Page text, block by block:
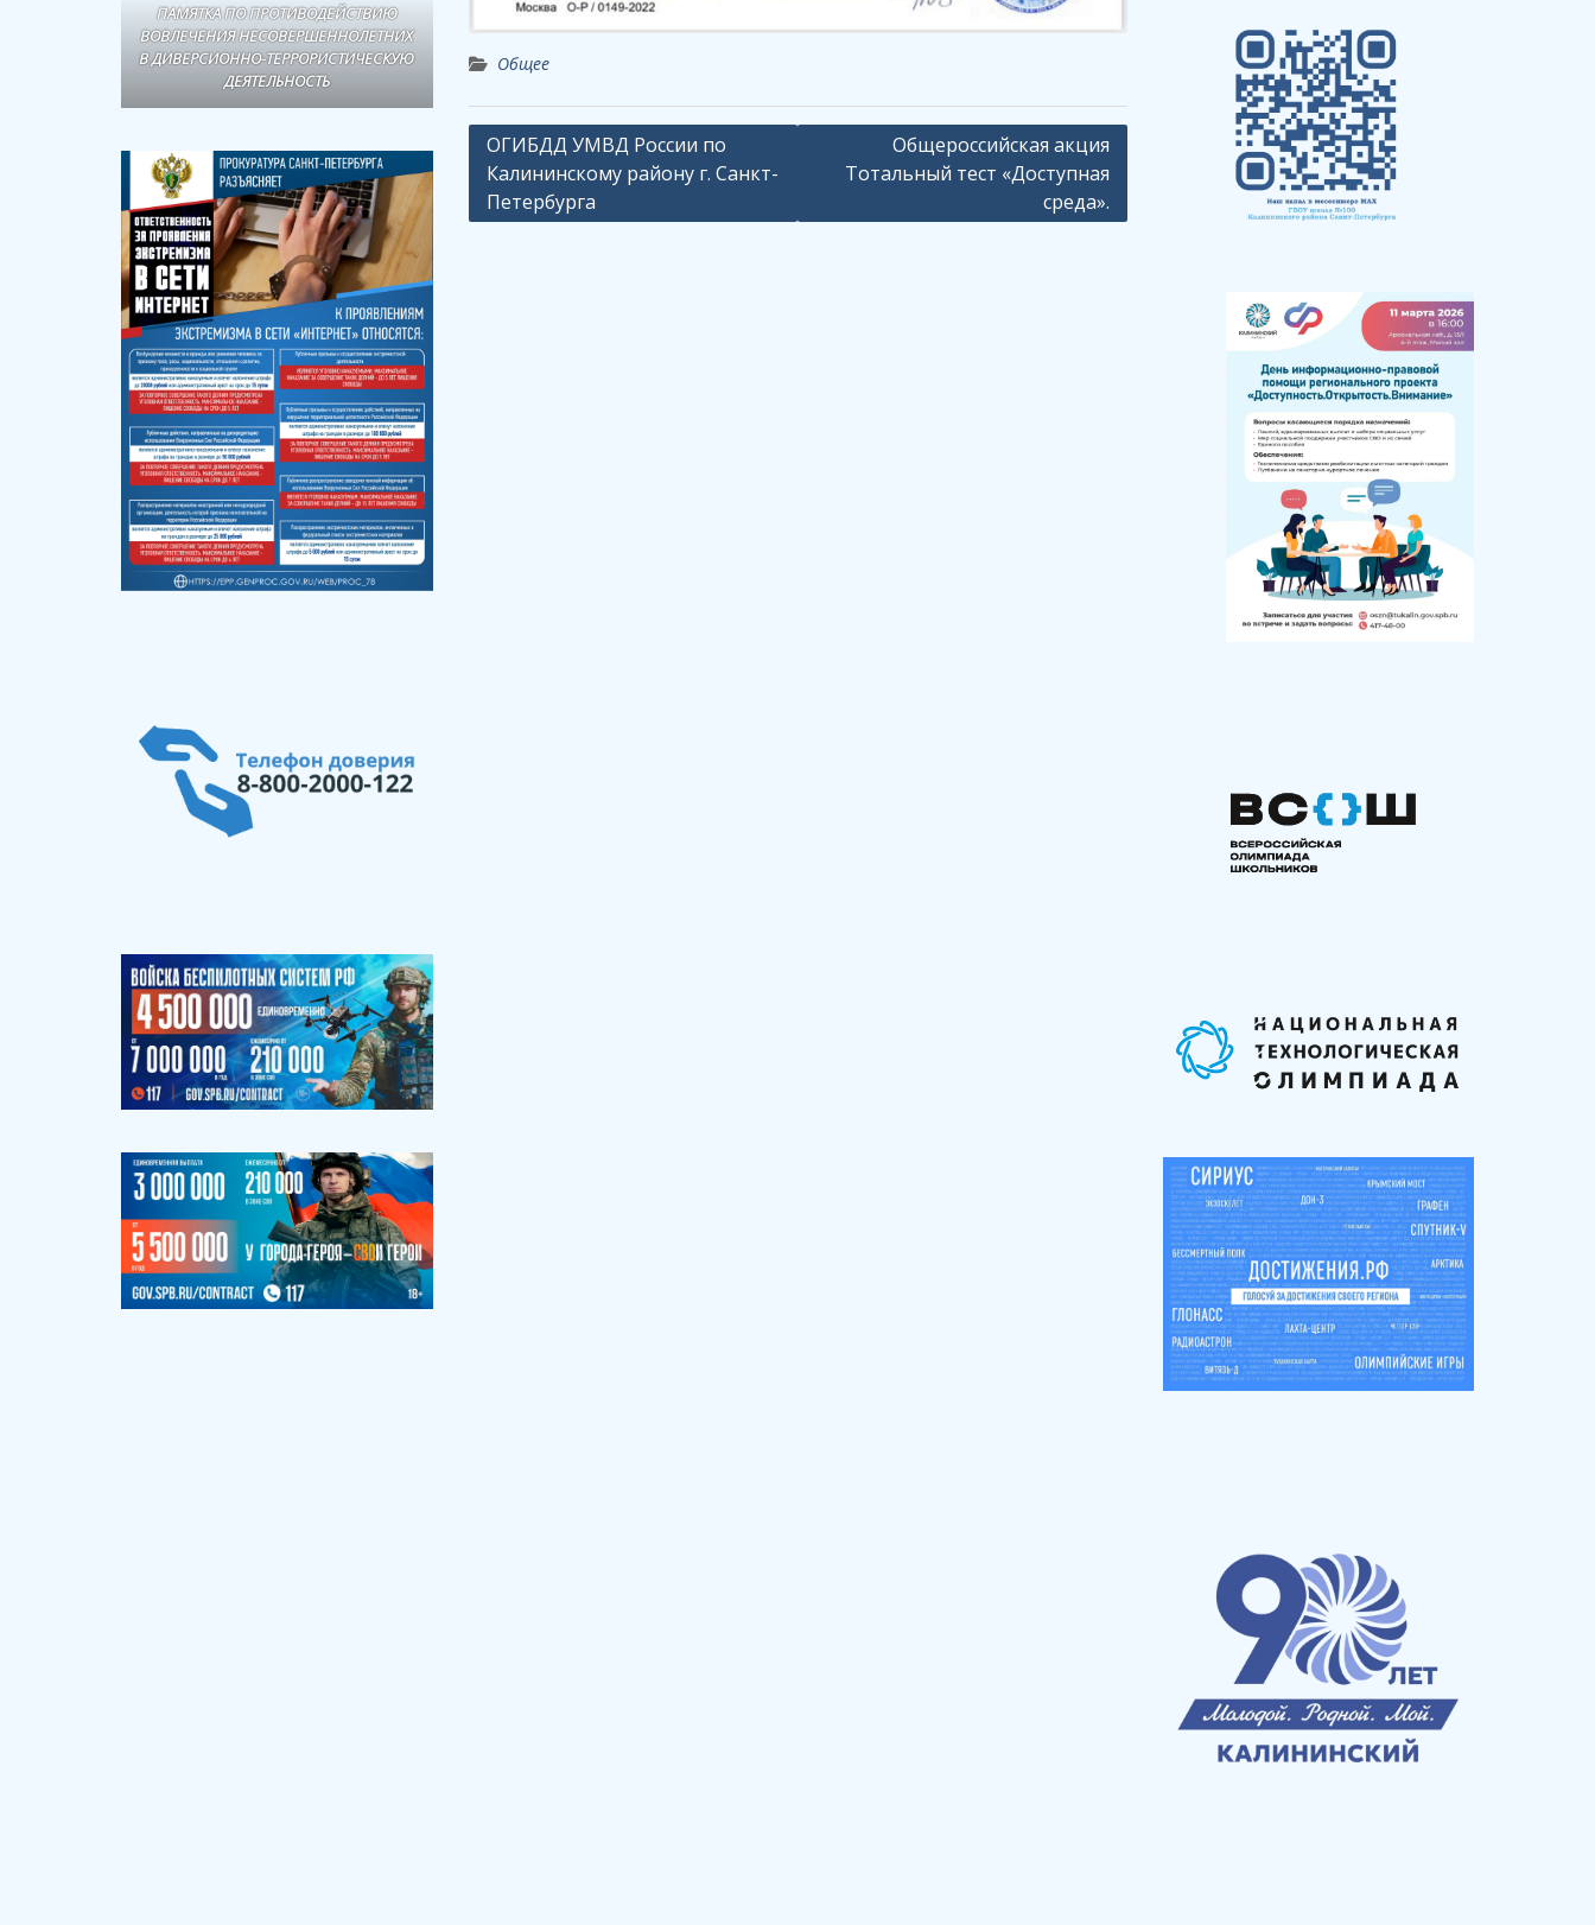
Общее
Навигация
по
записям
ОГИБДД УМВД России по
Калининскому району г. Санкт-
Петербурга
Общероссийская акция
Тотальный тест «Доступная
среда».
ПАМЯТКА ПО ПРОТИВОДЕЙСТВИЮ
ВОВЛЕЧЕНИЯ НЕСОВЕРШЕННОЛЕТНИХ
В ДИВЕРСИОННО-ТЕРРОРИСТИЧЕСКУЮ
ДЕЯТЕЛЬНОСТЬ